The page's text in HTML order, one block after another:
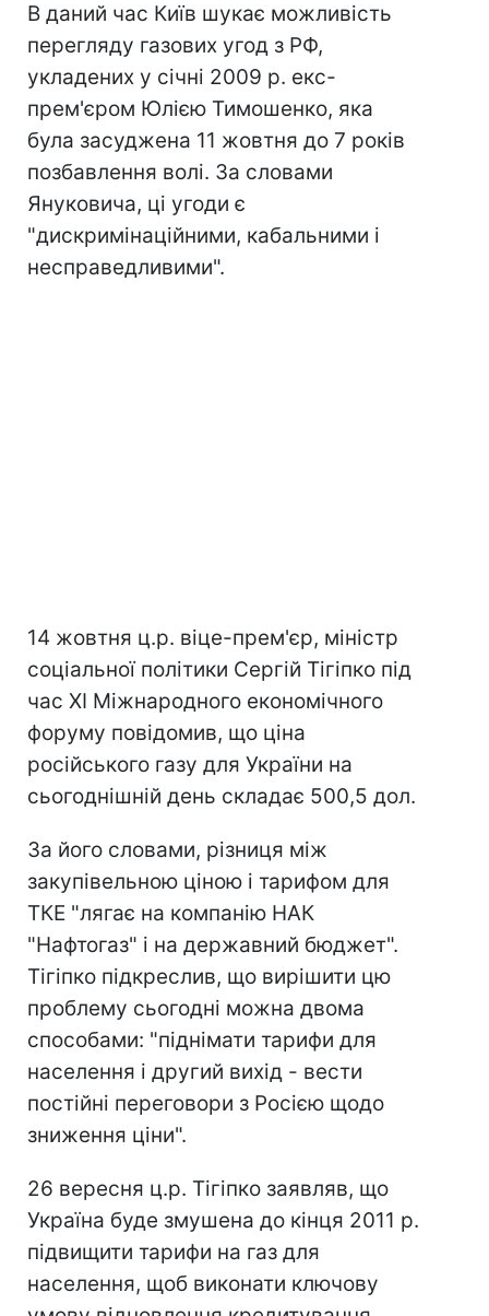
В даний час Київ шукає можливість
перегляду газових угод з РФ,
укладених у січні 2009 р. екс-
прем'єром Юлією Тимошенко, яка
була засуджена 11 жовтня до 7 років
позбавлення волі. За словами
Януковича, ці угоди є
"дискримінаційними, кабальними і
несправедливими".
14 жовтня ц.р. віце-прем'єр, міністр
соціальної політики Сергій Тігіпко під
час XI Міжнародного економічного
форуму повідомив, що ціна
російського газу для України на
сьогоднішній день складає 500,5 дол.
За його словами, різниця між
закупівельною ціною і тарифом для
ТКЕ "лягає на компанію НАК
"Нафтогаз" і на державний бюджет".
Тігіпко підкреслив, що вирішити цю
проблему сьогодні можна двома
способами: "піднімати тарифи для
населення і другий вихід - вести
постійні переговори з Росією щодо
зниження ціни".
26 вересня ц.р. Тігіпко заявляв, що
Україна буде змушена до кінця 2011 р.
підвищити тарифи на газ для
населення, щоб виконати ключову